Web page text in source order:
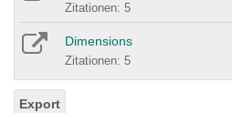
Zitationen: 5
Dimensions
Zitationen: 5
Export